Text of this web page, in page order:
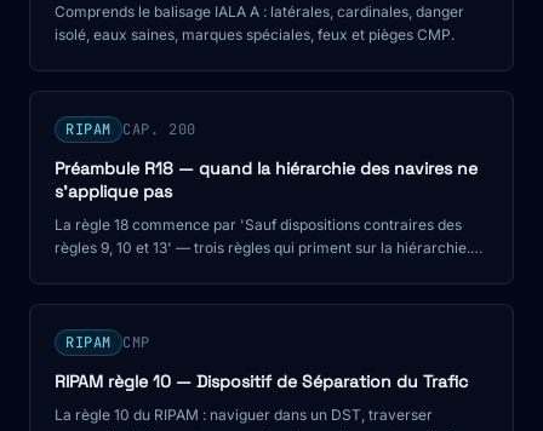
Comprends le balisage IALA A : latérales, cardinales, danger
isolé, eaux saines, marques spéciales, feux et pièges CMP.
RIPAM CAP. 200
Préambule R18 — quand la hiérarchie des navires ne
s'applique pas
La règle 18 commence par 'Sauf dispositions contraires des
règles 9, 10 et 13' — trois règles qui priment sur la hiérarchie.
RIPAM CMP
RIPAM règle 10 — Dispositif de Séparation du Trafic
La règle 10 du RIPAM : naviguer dans un DST, traverser